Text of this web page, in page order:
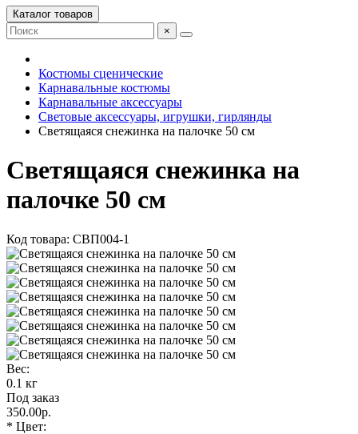
Каталог товаров
×
Костюмы сценические
Карнавальные костюмы
Карнавальные аксессуары
Световые аксессуары, игрушки, гирлянды
Светящаяся снежинка на палочке 50 см
Светящаяся снежинка на
палочке 50 см
Код товара: СВП004-1
Вес:
0.1 кг
Под заказ
350.00р.
* Цвет: